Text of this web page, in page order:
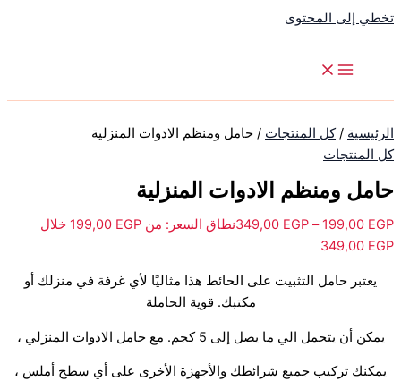
تخطي إلى المحتوى
الرئيسية /كل المنتجات / حامل ومنظم الادوات المنزلية
كل المنتجات
حامل ومنظم الادوات المنزلية
199,00 EGP
–
349,00 EGP
نطاق السعر: من ⁦199,00 EGP⁩ خلال
يعتبر حامل التثبيت على الحائط هذا مثاليًا لأي غرفة في منزلك أو
مكتبك. قوية الحاملة
يمكن أن يتحمل الي ما يصل إلى 5 كجم. مع حامل الادوات المنزلي ،
يمكنك تركيب جميع شرائطك والأجهزة الأخرى على أي سطح أملس ،